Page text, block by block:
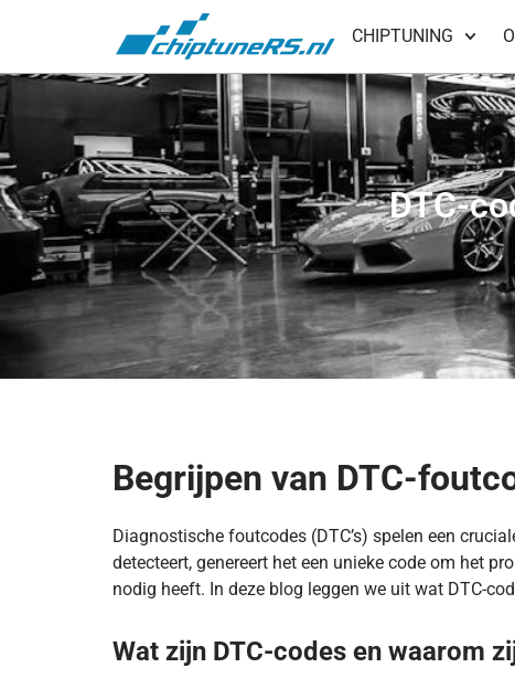
CHIPTUNING
DTC-
Begrijpen van DTC-
Diagnostische foutcodes (DTC’s) spelen een
detecteert, genereert het een unieke code om het
nodig heeft. In deze blog leggen we uit wat DTC-
Wat zijn DTC-codes en waarom